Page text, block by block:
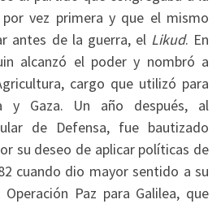
por vez primera y que el mismo
antes de la guerra, el Likud. En
alcanzó el poder y nombró a
cargo que utilizó para
y Gaza. Un año después, al
de Defensa, fue bautizado
su deseo de aplicar políticas de
cuando dio mayor sentido a su
Paz para Galilea, que